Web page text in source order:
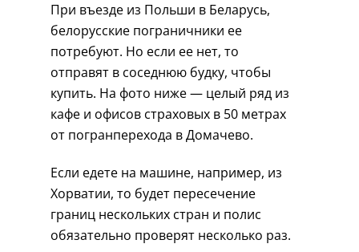
При въезде из Польши в Беларусь,
белорусские пограничники ее
потребуют. Но если ее нет, то
отправят в соседнюю будку, чтобы
купить. На фото ниже — целый ряд из
кафе и офисов страховых в 50 метрах
от погранперехода в Домачево.
Если едете на машине, например, из
Хорватии, то будет пересечение
границ нескольких стран и полис
обязательно проверят несколько раз.